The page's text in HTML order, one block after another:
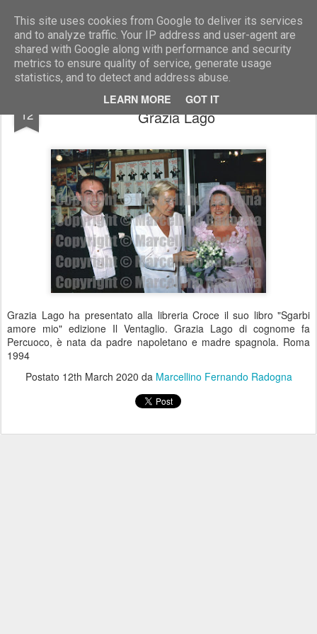
This site uses cookies from Google to deliver its services
and to analyze traffic. Your IP address and user-agent are
shared with Google along with performance and security
metrics to ensure quality of service, generate usage
statistics, and to detect and address abuse.
LEARN MORE GOT IT
Marcellino Radogna - Fotonotizie per la stampa
12
Abramo Orlandini con Barbara Alberti e
Grazia Lago
Grazia Lago ha presentato alla libreria Croce il suo libro "Sgarbi
amore mio" edizione Il Ventaglio. Grazia Lago di cognome fa
Percuoco, è nata da padre napoletano e madre spagnola. Roma
1994
Postato 12th March 2020 da Marcellino Fernando Radogna